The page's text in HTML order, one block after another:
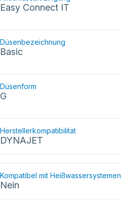
Easy Connect IT
Düsenbezeichnung
Basic
Düsenform
G
Herstellerkompatibilität
DYNAJET
Kompatibel mit Heißwassersystemen
Nein